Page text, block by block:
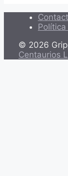
© 2026
Centaurios